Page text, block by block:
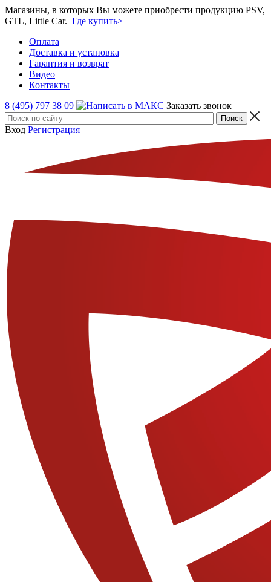
Магазины, в которых Вы можете приобрести продукцию PSV,
GTL, Little Car. Где купить>
Оплата
Доставка и установка
Гарантия и возврат
Видео
Контакты
8 (495) 797 38 09
Заказать звонок
Вход Регистрация